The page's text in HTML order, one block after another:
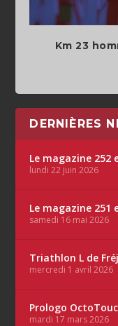
Km 23
DERNIÈRES
Le magazine 252
lundi 22 juin 2026
Le magazine 251
samedi 16 mai 2026
Triathlon L de
mercredi 1 avril 2026
Prologo
mardi 17 mars 2026